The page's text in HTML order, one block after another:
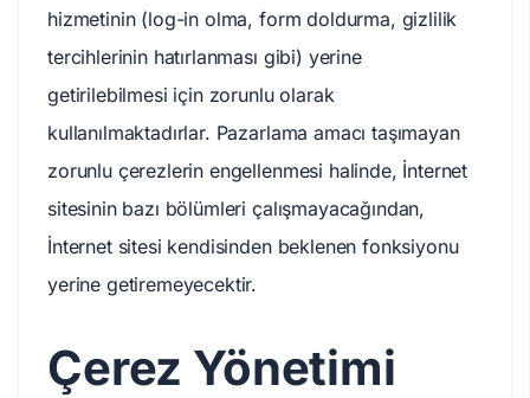
hizmetinin (log-in olma, form doldurma, gizlilik
tercihlerinin hatırlanması gibi) yerine
getirilebilmesi için zorunlu olarak
kullanılmaktadırlar. Pazarlama amacı taşımayan
zorunlu çerezlerin engellenmesi halinde, İnternet
sitesinin bazı bölümleri çalışmayacağından,
İnternet sitesi kendisinden beklenen fonksiyonu
yerine getiremeyecektir.
Çerez Yönetimi